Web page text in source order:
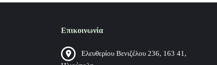
ΑΙΤΗΣΗ-ΣΥΜΜΕΤΟΧΗΣ-ΩΦΕΛΟΥΜΕΝΟΥ-ΣΤΗΝ-
ΠΑΡΑΡΤΗΜΑ-1
Επικοινωνία
Ελευθερίου Βενιζέλου 236, 163 41,